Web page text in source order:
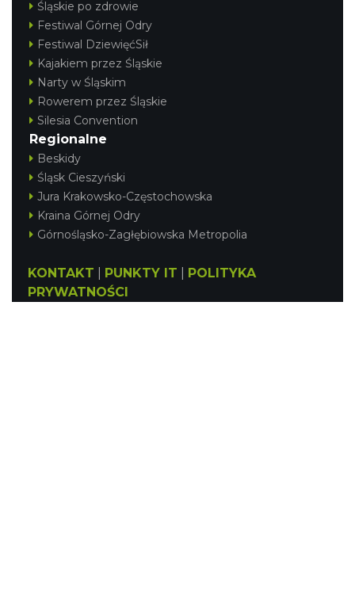
Śląskie po zdrowie
Festiwal Górnej Odry
Festiwal DziewięćSił
Kajakiem przez Śląskie
Narty w Śląskim
Rowerem przez Śląskie
Silesia Convention
Regionalne
Beskidy
Śląsk Cieszyński
Jura Krakowsko-Częstochowska
Kraina Górnej Odry
Górnośląsko-Zagłębiowska Metropolia
KONTAKT PUNKTY IT
POLITYKA
PRYWATNOŚCI